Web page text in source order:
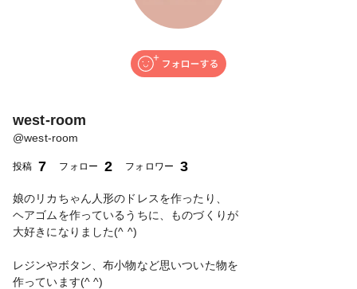
west-room
@west-room
投稿 7 フォロー 2 フォロワー 3
娘のリカちゃん人形のドレスを作ったり、
ヘアゴムを作っているうちに、ものづくりが
大好きになりました(^ ^)
レジンやボタン、布小物など思いついた物を
作っています(^ ^)